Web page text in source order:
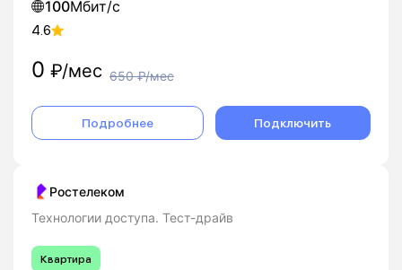
100Мбит/с
4.6
0 ₽/мес 650₽/мес
Подробнее Подключить
Ростелеком
Технологии доступа. Тест-драйв
Квартира